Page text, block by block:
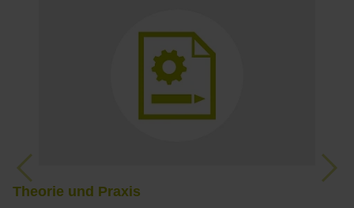
Theorie und Praxis
Previous Next